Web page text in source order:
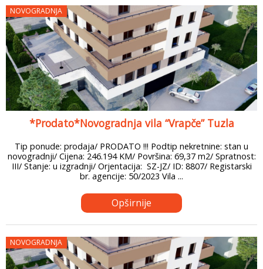
NOVOGRADNJA
*Prodato*Novogradnja vila “Vrapče” Tuzla
Tip ponude: prodaja/ PRODATO !!! Podtip nekretnine: stan u
novogradnji/ Cijena: 246.194 KM/ Površina: 69,37 m2/ Spratnost:
III/ Stanje: u izgradnji/ Orjentacija: SZ-JZ/ ID: 8807/ Registarski
br. agencije: 50/2023 Vila ...
Opširnije
NOVOGRADNJA